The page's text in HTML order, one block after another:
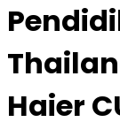
Haier